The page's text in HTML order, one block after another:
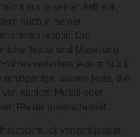
nicht nur in seiner Ästhetik,
auch in seiner
Haptik. Die
Textur und Maserung
Holzes verleihen jedem Stück
einzigartige, warme Note, die
von kühlem Metall oder
Plastik unterscheidet.
verleiht jedem